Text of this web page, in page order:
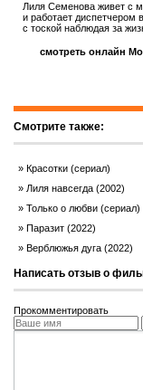
Лиля Семенова живет с
и работает диспетчером
с тоской наблюдая за
смотреть онлайн
Смотрите также:
Красотки (сериал)
Лиля навсегда (2002)
Только о любви (сериал)
Паразит (2022)
Верблюжья дуга (2022)
Написать отзыв о
Прокомментировать